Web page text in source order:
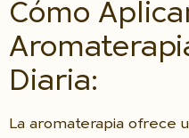
Cómo
Diaria:
La aromaterapia ofrece